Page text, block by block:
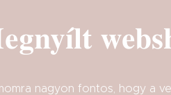
nagyon fontos, hogy a